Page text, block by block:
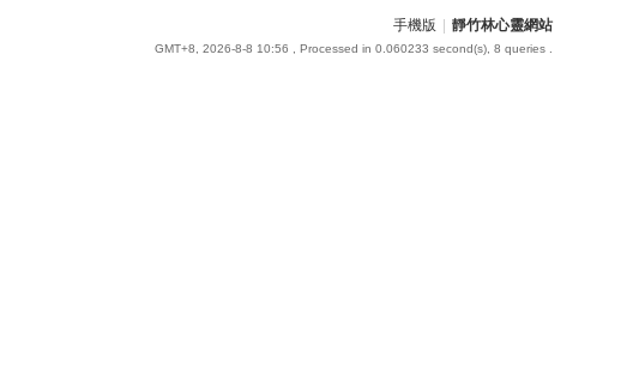
手機版 靜竹林心靈網站
GMT+8, 2026-8-8 10:56 , Processed in 0.060233 second(s), 8 queries .